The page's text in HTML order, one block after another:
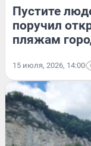
Пустите
поручил
пляжам
15 июля, 2026, 14:00